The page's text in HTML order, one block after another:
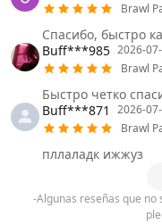
Brawl
Спасибо, быстро
Buff***985 2026-
Brawl
Быстро четко
Buff***871
2026-
Brawl
пллаладк ижжуз
-Algunas reseñas que